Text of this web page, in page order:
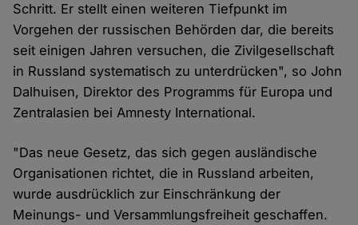
Schritt. Er stellt einen weiteren Tiefpunkt im
Vorgehen der russischen Behörden dar, die bereits
seit einigen Jahren versuchen, die Zivilgesellschaft
in Russland systematisch zu unterdrücken", so John
Dalhuisen, Direktor des Programms für Europa und
Zentralasien bei Amnesty International.
"Das neue Gesetz, das sich gegen ausländische
Organisationen richtet, die in Russland arbeiten,
wurde ausdrücklich zur Einschränkung der
Meinungs- und Versammlungsfreiheit geschaffen.